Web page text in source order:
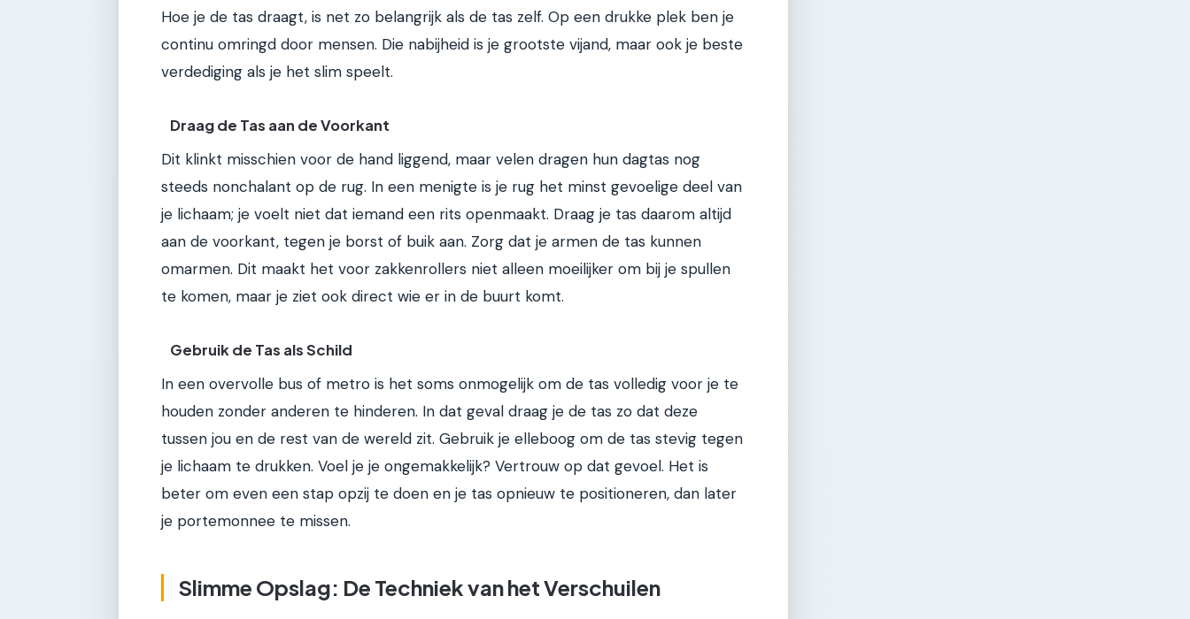
Hoe je de tas draagt, is net zo belangrijk als de tas zelf. Op een drukke plek ben je
continu omringd door mensen. Die nabijheid is je grootste vijand, maar ook je beste
verdediging als je het slim speelt.
Draag de Tas aan de Voorkant
Dit klinkt misschien voor de hand liggend, maar velen dragen hun dagtas nog
steeds nonchalant op de rug. In een menigte is je rug het minst gevoelige deel van
je lichaam; je voelt niet dat iemand een rits openmaakt. Draag je tas daarom altijd
aan de voorkant, tegen je borst of buik aan. Zorg dat je armen de tas kunnen
omarmen. Dit maakt het voor zakkenrollers niet alleen moeilijker om bij je spullen
te komen, maar je ziet ook direct wie er in de buurt komt.
Gebruik de Tas als Schild
In een overvolle bus of metro is het soms onmogelijk om de tas volledig voor je te
houden zonder anderen te hinderen. In dat geval draag je de tas zo dat deze
tussen jou en de rest van de wereld zit. Gebruik je elleboog om de tas stevig tegen
je lichaam te drukken. Voel je je ongemakkelijk? Vertrouw op dat gevoel. Het is
beter om even een stap opzij te doen en je tas opnieuw te positioneren, dan later
je portemonnee te missen.
Slimme Opslag: De Techniek van het Verschuilen